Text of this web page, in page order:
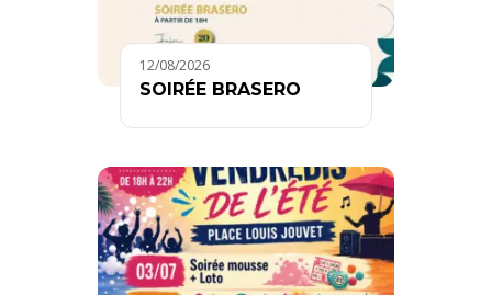
12/08/2026
SOIRÉE BRASERO